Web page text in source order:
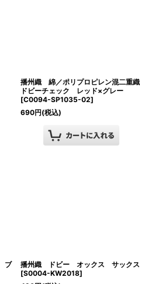
播州織 綿／ポリプロピレン混二重織
ドビーチェック レッド×グレー
[C0094-SP1035-02]
690円(税込)
ブ
播州織 ドビー オックス サックス
[S0004-KW2018]